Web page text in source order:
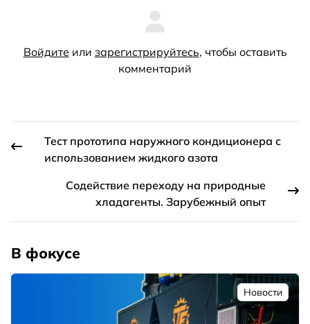
Войдите или зарегистрируйтесь, чтобы оставить
комментарий
Тест прототипа наружного кондиционера с
использованием жидкого азота
Содействие переходу на природные
хладагенты. Зарубежный опыт
В фокусе
Новости